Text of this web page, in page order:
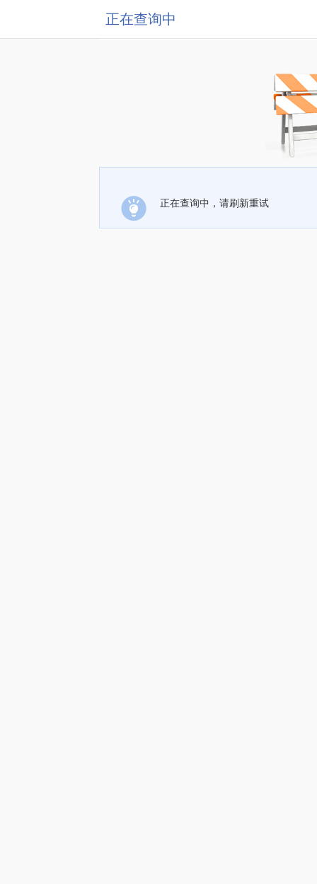
正在查询中
正在查询中，请刷新重试